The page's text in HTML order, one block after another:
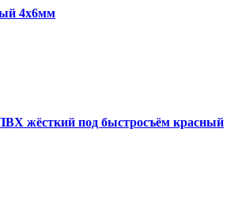
4х6мм
жёсткий под быстросъём красный